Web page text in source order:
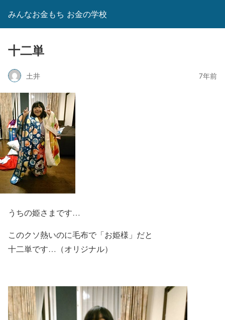
みんなお金もち お金の学校
十二単
土井 7年前
うちの姫さまです…
このクソ熱いのに毛布で「お姫様」だと
十二単です…（オリジナル）